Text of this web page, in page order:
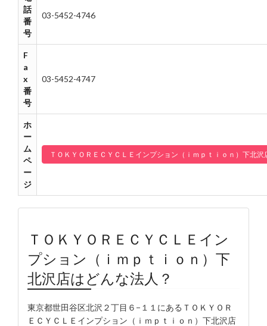
話
番
号
03-5452-4746
F
a
x
番
号
03-5452-4747
ホ
ー
ム
ペ
ー
ジ
ＴＯＫＹＯＲＥＣＹＣＬＥインプション（ｉｍｐｔｉｏｎ）下北
ＴＯＫＹＯＲＥＣＹＣＬＥイン
プション（ｉｍｐｔｉｏｎ）下
北沢店はどんな法人？
東京都世田谷区北沢２丁目６−１１にあるＴＯＫＹＯＲ
ＥＣＹＣＬＥインプション（ｉｍｐｔｉｏｎ）下北沢店